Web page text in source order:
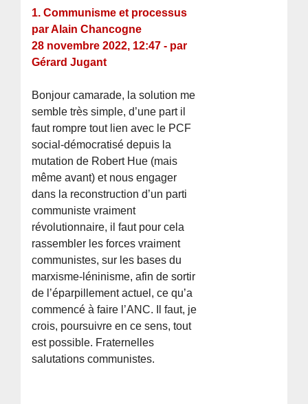
1. Communisme et processus
par Alain Chancogne
28 novembre 2022, 12:47 - par
Gérard Jugant
Bonjour camarade, la solution me
semble très simple, d’une part il
faut rompre tout lien avec le PCF
social-démocratisé depuis la
mutation de Robert Hue (mais
même avant) et nous engager
dans la reconstruction d’un parti
communiste vraiment
révolutionnaire, il faut pour cela
rassembler les forces vraiment
communistes, sur les bases du
marxisme-léninisme, afin de sortir
de l’éparpillement actuel, ce qu’a
commencé à faire l’ANC. Il faut, je
crois, poursuivre en ce sens, tout
est possible. Fraternelles
salutations communistes.